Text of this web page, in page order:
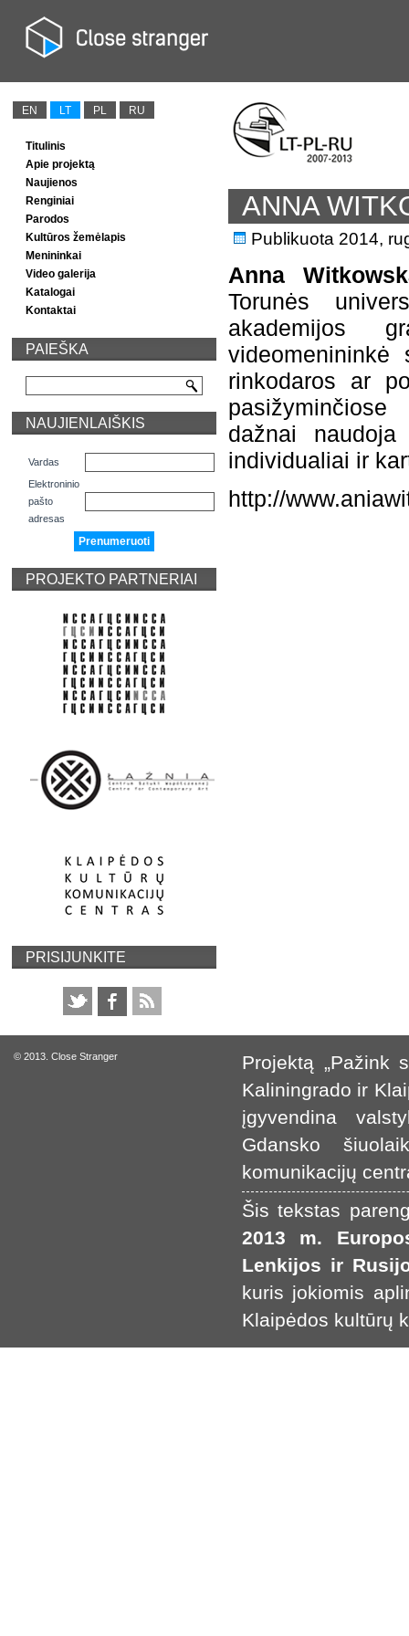
EN LT PL RU
Titulinis
Apie projektą
Naujienos
Renginiai
Parodos
Kultūros žemėlapis
Menininkai
Video galerija
Katalogai
Kontaktai
PAIEŠKA
NAUJIENLAIŠKIS
Vardas
Elektroninio
pašto
adresas
PROJEKTO PARTNERIAI
PRISIJUNKITE
ANNA
Publikuota 2014,
Anna
Torunės
akademijos
rinkodaros ar
dažnai
individualiai ir
http://
© 2013. Close Stranger
Projektą „Pažink
Kaliningrado ir
įgyvendina
Gdansko
komunikacijų
Šis tekstas
2013 m.
Lenkijos ir
kuris jokiomis
Klaipėdos kultūrų